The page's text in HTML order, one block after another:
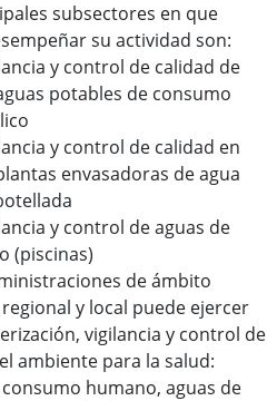
subsectores en que
su actividad son:
y control de calidad de
potables de consumo
y control de calidad en
envasadoras de agua
y control de aguas de
(piscinas)
de ámbito
y local puede ejercer
vigilancia y control de
ambiente para la salud:
humano, aguas de